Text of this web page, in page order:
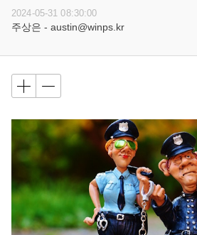
2024-05-31 08:30:00
주상은 - austin@winps.kr